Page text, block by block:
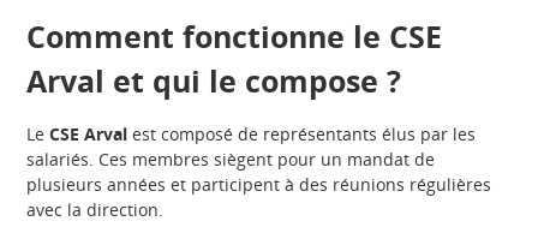
Comment fonctionne le CSE
Arval et qui le compose ?
LeCSE Arval est composé de représentants élus par les
salariés. Ces membres siègent pour un mandat de
plusieurs années et participent à des réunions régulières
avec la direction.